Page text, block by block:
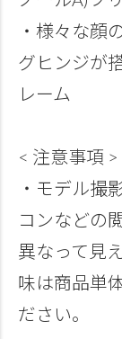
・様々な顔
グヒンジが
レーム
< 注意事項 >
・モデル撮
コンなどの
異なって見
味は商品単
ださい。